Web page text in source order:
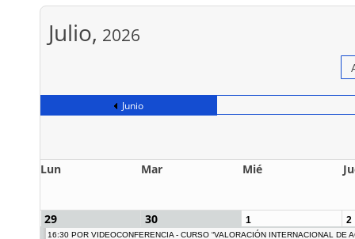
del Tribunal Supremo ha generado
cambios de uso de local a
vivienda.Ante esta situación,
real de la resolución y recuerdan
la
Leer
Julio, 2026
Junio
Lun Mar Mié
29 30 1 2
16:30 POR VIDEOCONFERENCIA - CURSO “VALORACIÓN INTERNACIONAL DE